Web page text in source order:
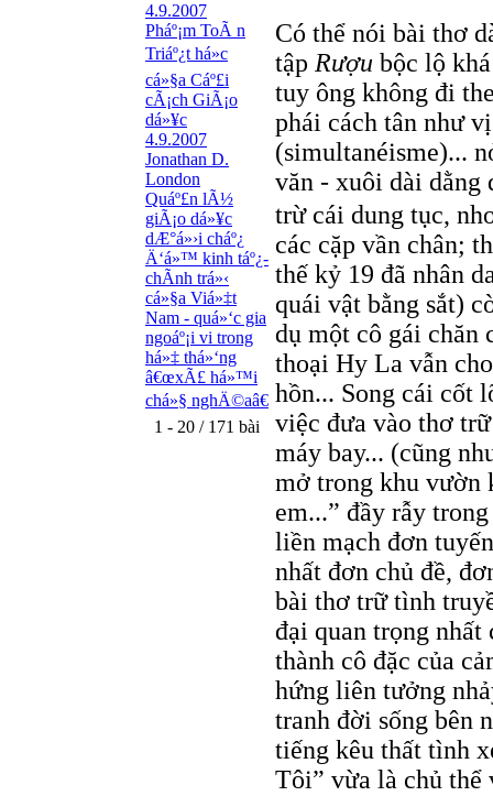
4.9.2007
Pháº¡m ToÃ n
Triáº¿t há»c
cá»§a Cáº£i
cÃ¡ch GiÃ¡o
dá»¥c
4.9.2007
Jonathan D.
London
Quáº£n lÃ½
giÃ¡o dá»¥c
dÆ°á»›i cháº¿
Ä‘á»™ kinh táº¿-
chÃ­nh trá»‹
cá»§a Viá»‡t
Nam - quá»‘c gia
ngoáº¡i vi trong
há»‡ thá»‘ng
â€œxÃ£ há»™i
chá»§ nghÄ©aâ€
1 - 20 / 171 bài
Có thể nói bài thơ
tập Rượu bộc lộ
tuy ông không đi
phái cách tân như
(simultanéisme)...
văn - xuôi dài dằng
trừ cái dung tục,
các cặp vần chân;
thế kỷ 19 đã nhân
quái vật bằng sắt)
dụ một cô gái chăn
thoại Hy La vẫn
hồn... Song cái cốt
việc đưa vào thơ
máy bay... (cũng
mở trong khu vườn
em...” đầy rẫy
liền mạch đơn
nhất đơn chủ đề,
bài thơ trữ tình
đại quan trọng nhất
thành cô đặc của
hứng liên tưởng
tranh đời sống bên
tiếng kêu thất tình
Tôi” vừa là chủ thể